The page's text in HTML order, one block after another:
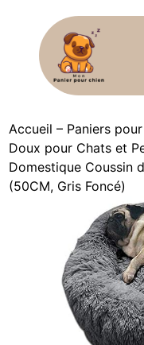
Accueil – Paniers
Doux pour Chats et
Domestique Coussin
(50CM, Gris Foncé)